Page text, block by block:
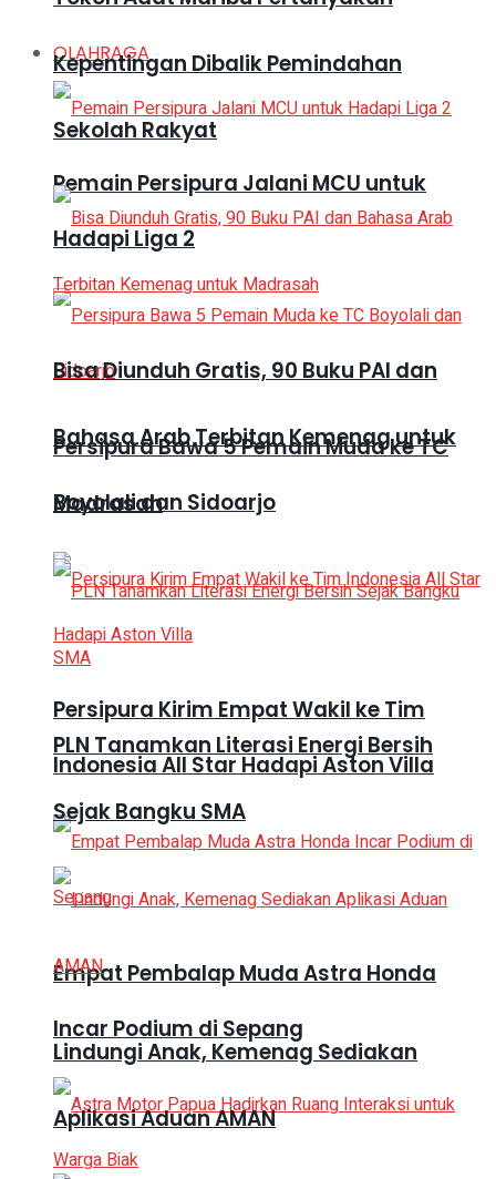
OLAHRAGA
Pemain Persipura Jalani MCU untuk
Hadapi Liga 2
Persipura Bawa 5 Pemain Muda ke TC
Boyolali dan Sidoarjo
Persipura Kirim Empat Wakil ke Tim
Indonesia All Star Hadapi Aston Villa
Empat Pembalap Muda Astra Honda
Incar Podium di Sepang
Kepentingan Dibalik Pemindahan
Sekolah Rakyat
Bisa Diunduh Gratis, 90 Buku PAI dan
Bahasa Arab Terbitan Kemenag untuk
Madrasah
PLN Tanamkan Literasi Energi Bersih
Sejak Bangku SMA
Lindungi Anak, Kemenag Sediakan
Aplikasi Aduan AMAN